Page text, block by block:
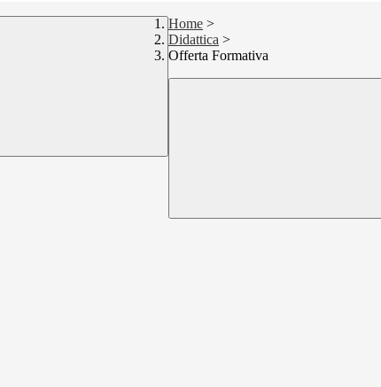
Home >
Didattica >
Offerta Formativa